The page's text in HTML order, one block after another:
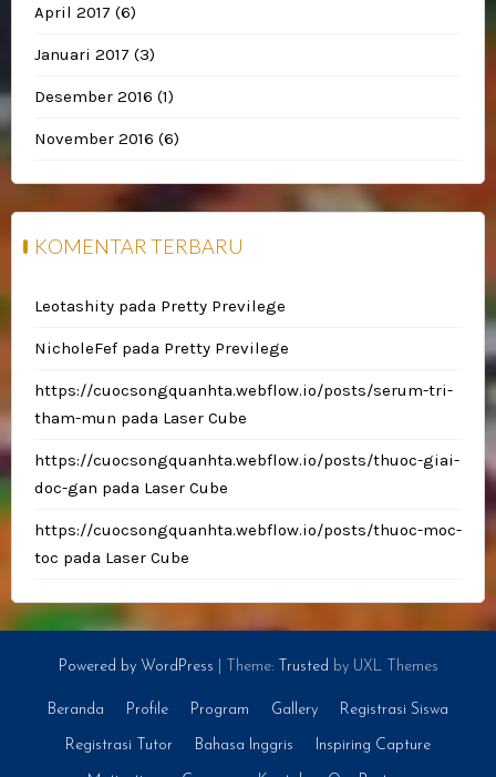
April 2017 (6)
Januari 2017 (3)
Desember 2016 (1)
November 2016 (6)
KOMENTAR TERBARU
Leotashity pada Pretty Previlege
NicholeFef pada Pretty Previlege
https://cuocsongquanhta.webflow.io/posts/serum-tri-
tham-mun pada Laser Cube
https://cuocsongquanhta.webflow.io/posts/thuoc-giai-
doc-gan pada Laser Cube
https://cuocsongquanhta.webflow.io/posts/thuoc-moc-
toc pada Laser Cube
Powered by WordPress Theme: Trusted by UXL Themes
Beranda Profile Program Gallery Registrasi Siswa
Registrasi Tutor Bahasa Inggris Inspiring Capture